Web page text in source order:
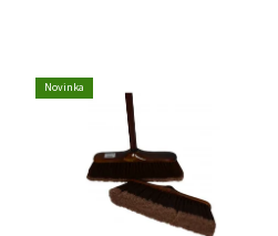
Novinka